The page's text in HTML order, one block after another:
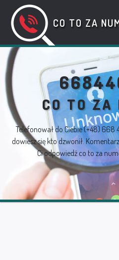
CO TO ZA
CO TO ZA
Telefonował do Ciebie(+48) 668
dowiesz się kto dzwonił.
Ci odpowiedź co to za